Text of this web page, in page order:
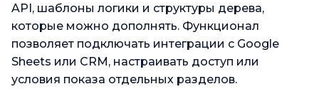
API, шаблоны логики и структуры дерева,
которые можно дополнять. Функционал
позволяет подключать интеграции с Google
Sheets или CRM, настраивать доступ или
условия показа отдельных разделов.